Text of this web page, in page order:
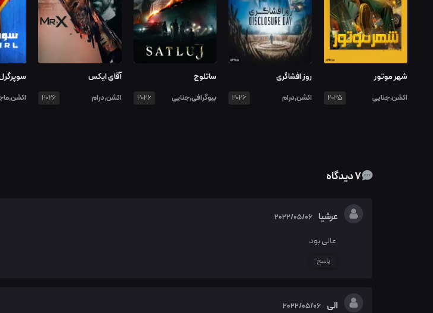
شهر موتور
اکشن,جنایی 2025
روز افشاگری
اکشن,درام 2026
ساتلوج
بیوگرافی,جنایی 2026
آقای ایکس
اکشن,درام 2026
7 دیدگاه
عرشیا 2022/05/06
عالی بود
پاسخ
الی 2022/05/06